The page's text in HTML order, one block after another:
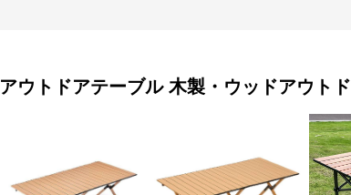
アウトドアテーブル 木製・ウッドアウト